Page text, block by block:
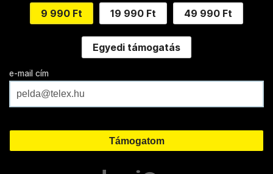
9 990 Ft 19 990 Ft 49 990 Ft
Egyedi támogatás
e-mail cím